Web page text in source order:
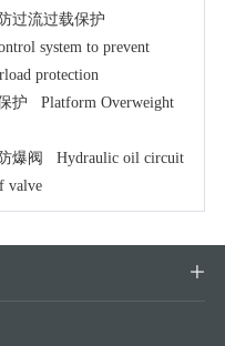
流过载保护
system to prevent
protection
Platform Overweight
阀 Hydraulic oil circuit
valve
